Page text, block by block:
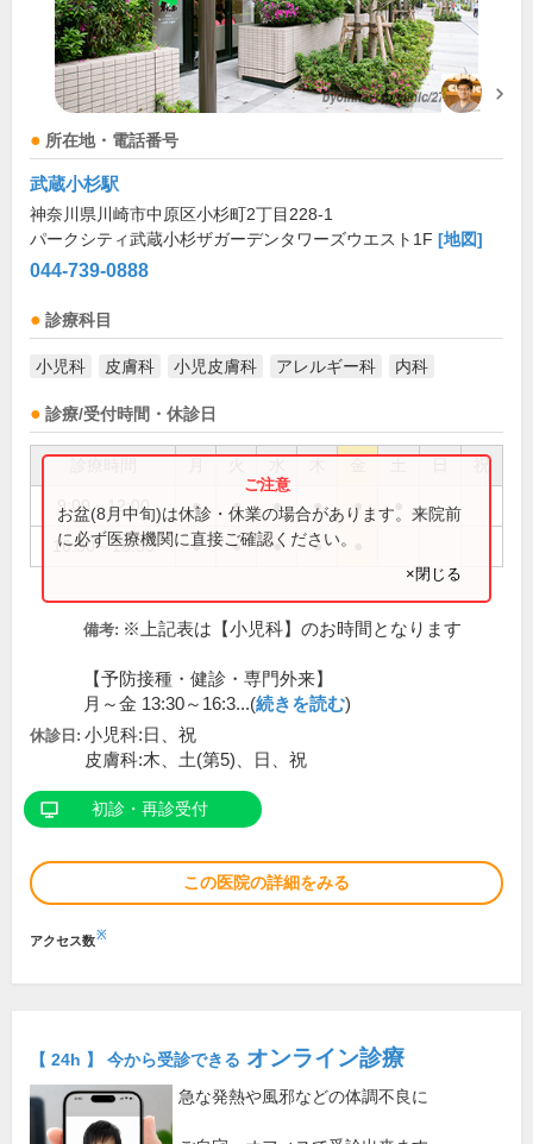
所在地・電話番号
武蔵小杉駅
神奈川県川崎市中原区小杉町2丁目228-1
パークシティ武蔵小杉ザガーデンタワーズウエスト1F [地図]
044-739-0888
診療科目
小児科 皮膚科 小児皮膚科 アレルギー科 内科
診療/受付時間・休診日
祝
9:00～12:00 ● ● ● ● ●
16:30～18:30 ● ● ● ●
お盆(8月中旬)は休診・休業の場合があります。来院前
に必ず医療機関に直接ご確認ください。
×閉じる
備考: ※上記表は【小児科】のお時間となります
【予防接種・健診・専門外来】
月～金 13:30～16:3...(続きを読む)
休診日: 小児科:日、祝
皮膚科:木、土(第5)、日、祝
初診・再診受付
この医院の詳細をみる
アクセス数※
【 24h 】 今から受診できる オンライン診療
急な発熱や風邪などの体調不良に